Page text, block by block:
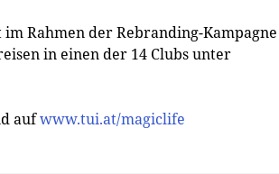
Rahmen der Rebranding-
in einen der 14 Clubs unter
aufwww.tui.at/magiclife